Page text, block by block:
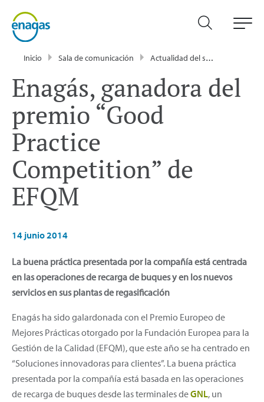
Inicio Sala de comunicación Actualidad del sector energético - Enagás
Enagás, ganadora del
premio “Good
Practice
Competition” de
EFQM
14 junio 2014
La buena práctica presentada por la compañía está centrada
en las operaciones de recarga de buques y en los nuevos
servicios en sus plantas de regasificación
Enagás ha sido galardonada con el Premio Europeo de
Mejores Prácticas otorgado por la Fundación Europea para la
Gestión de la Calidad (EFQM), que este año se ha centrado en
“Soluciones innovadoras para clientes”. La buena práctica
presentada por la compañía está basada en las operaciones
de recarga de buques desde las terminales deGNL, un